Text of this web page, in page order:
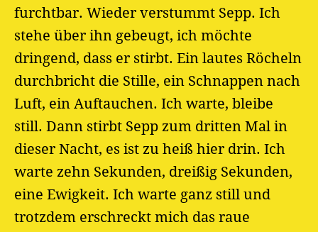
furchtbar. Wieder verstummt Sepp. Ich
stehe über ihn gebeugt, ich möchte
dringend, dass er stirbt. Ein lautes Röcheln
durchbricht die Stille, ein Schnappen nach
Luft, ein Auftauchen. Ich warte, bleibe
still. Dann stirbt Sepp zum dritten Mal in
dieser Nacht, es ist zu heiß hier drin. Ich
warte zehn Sekunden, dreißig Sekunden,
eine Ewigkeit. Ich warte ganz still und
trotzdem erschreckt mich das raue